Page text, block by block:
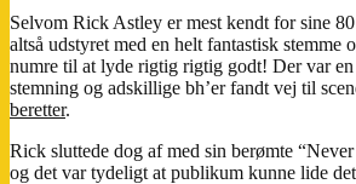
Selvom Rick Astley er mest kendt for sine
altså udstyret med en helt fantastisk stemme
numre til at lyde rigtig rigtig godt! Der var
stemning og adskillige bh’er fandt vej til
beretter.
Rick sluttede dog af med sin berømte
og det var tydeligt at publikum kunne lide